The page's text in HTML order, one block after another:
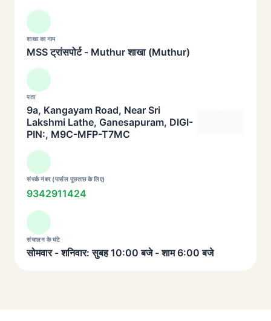
शाखा का नाम
MSS ट्रांसपोर्ट - Muthur शाखा (Muthur)
पता
9a, Kangayam Road, Near Sri
Lakshmi Lathe, Ganesapuram, DIGI-
PIN:, M9C-MFP-T7MC
संपर्क नंबर (पार्सल पूछताछ के लिए)
9342911424
संचालन के घंटे
सोमवार - शनिवार: सुबह 10:00 बजे - शाम 6:00 बजे